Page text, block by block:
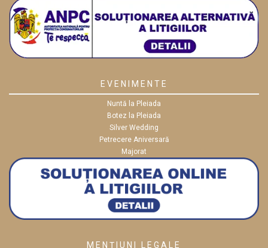
EVENIMENTE
Nuntă la Pleiada
Botez la Pleiada
Silver Wedding
Petrecere Aniversară
Majorat
MENȚIUNI LEGALE